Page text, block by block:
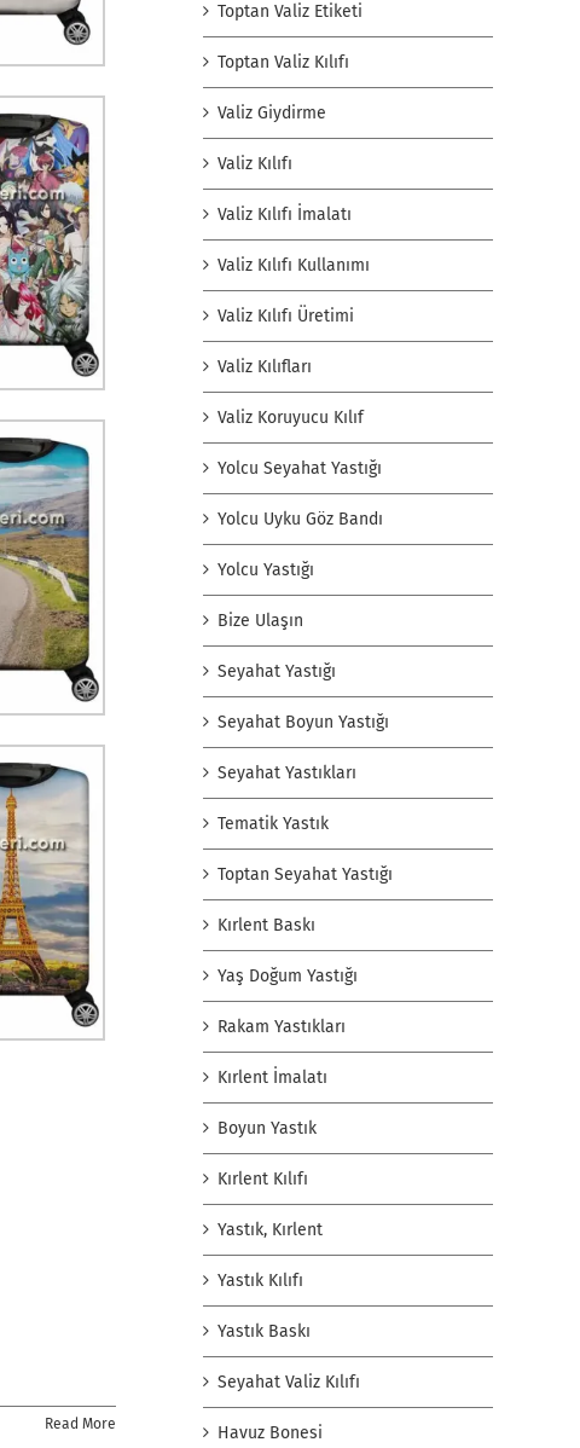
Read More
Toptan Valiz Etiketi
Toptan Valiz Kılıfı
Valiz Giydirme
Valiz Kılıfı
Valiz Kılıfı İmalatı
Valiz Kılıfı Kullanımı
Valiz Kılıfı Üretimi
Valiz Kılıfları
Valiz Koruyucu Kılıf
Yolcu Seyahat Yastığı
Yolcu Uyku Göz Bandı
Yolcu Yastığı
Bize Ulaşın
Seyahat Yastığı
Seyahat Boyun Yastığı
Seyahat Yastıkları
Tematik Yastık
Toptan Seyahat Yastığı
Kırlent Baskı
Yaş Doğum Yastığı
Rakam Yastıkları
Kırlent İmalatı
Boyun Yastık
Kırlent Kılıfı
Yastık, Kırlent
Yastık Kılıfı
Yastık Baskı
Seyahat Valiz Kılıfı
Havuz Bonesi